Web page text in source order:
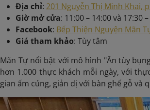
Địa chỉ: 201 Nguyễn Thị Minh Khai,
Giờ mở cửa: 11:00 – 14:00 và 17:30
Facebook: Bếp Thiện Nguyện Mãn
Giá tham khảo: Tùy tâm
Mãn Tự nổi bật với mô hình "Ăn tùy
hơn 1.000 thực khách mỗi ngày, với
gian ấm cúng, giản dị với bàn ghế gỗ và